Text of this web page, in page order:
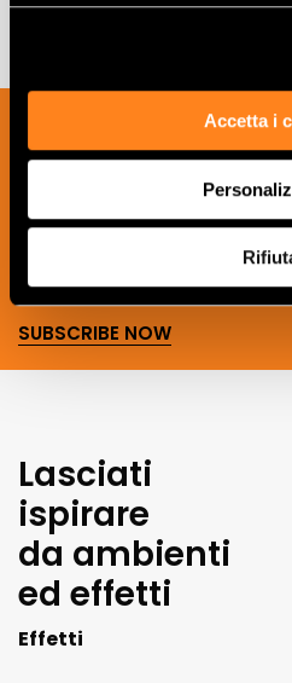
Accetta i
Sign up to our
news, updates and
the world of
design.
SUBSCRIBE NOW
Lasciati
ispirare
da ambienti
ed effetti
Effetti